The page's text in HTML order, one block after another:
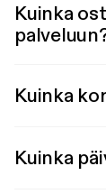
Kuinka
Kuinka
Kuinka